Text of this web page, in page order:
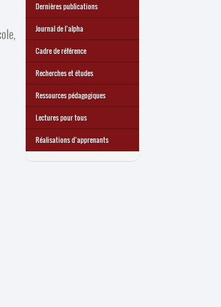
Dernières publications
Réforme des allocations de
chômage : premiers bilans
🎬 L’alpha populaire : c’est
Statistiques 2025 sur les
apprenant ·es à Lire et Écrire
Journal de l’alpha 241 (2
trimestre 2026) : Militer pour
... Tous les articles
Journal de l’alpha
Cadre de référence
Recherches et études
Ressources pédagogiques
Lectures pour tous
Réalisations d’apprenants